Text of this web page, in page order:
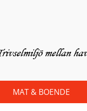
MAT & BOENDE